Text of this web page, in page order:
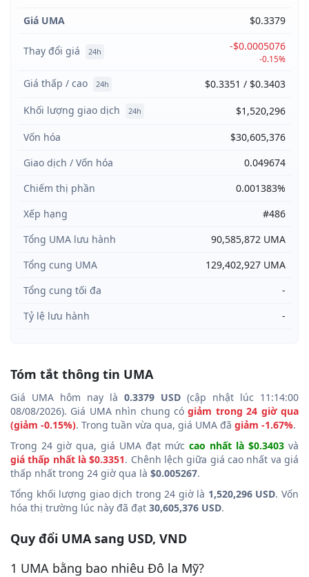
Giá UMA $0.3379
Thay đổi giá 24h -$0.0005076
-0.15%
Giá thấp / cao 24h
$0.3351 / $0.3403
Khối lượng giao dịch
24h
$1,520,296
Vốn hóa
$30,605,376
Giao dịch / Vốn hóa
0.049674
Chiếm thị phần
0.001383%
Xếp hạng
#486
Tổng UMA lưu hành
90,585,872 UMA
Tổng cung UMA
129,402,927 UMA
Tổng cung tối đa
-
Tỷ lệ lưu hành
-
Tóm tắt thông tin UMA
Giá UMA hôm nay là 0.3379 USD (cập nhật lúc 11:14:00
08/08/2026). Giá UMA nhìn chung cógiảm trong 24 giờ qua
(giảm -0.15%). Trong tuần vừa qua, giá UMA đã giảm -1.67%.
Trong 24 giờ qua, giá UMA đạt mức cao nhất là $0.3403 và
giá thấp nhất là $0.3351. Chênh lệch giữa giá cao nhất va giá
thấp nhất trong 24 giờ qua là $0.005267.
Tổng khối lượng giao dịch trong 24 giờ là 1,520,296 USD. Vốn
hóa thị trường lúc này đã đạt 30,605,376 USD.
Quy đổi UMA sang USD, VND
1 UMA bằng bao nhiêu Đô la Mỹ?